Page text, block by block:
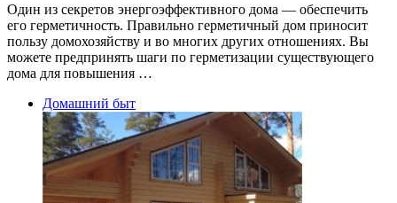
Один из секретов энергоэффективного дома — обеспечить
его герметичность. Правильно герметичный дом приносит
пользу домохозяйству и во многих других отношениях. Вы
можете предпринять шаги по герметизации существующего
дома для повышения …
Домашний быт